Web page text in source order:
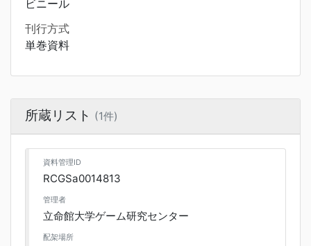
ビニール
刊行方式
単巻資料
所蔵リスト (1件)
資料管理ID
RCGSa0014813
管理者
立命館大学ゲーム研究センター
配架場所